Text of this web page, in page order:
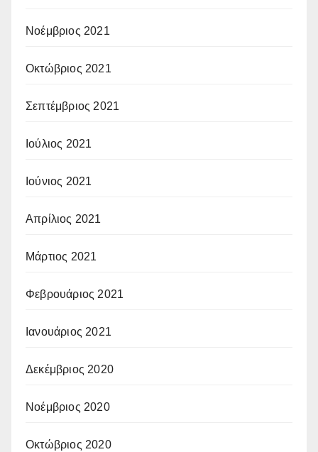
Νοέμβριος 2021
Οκτώβριος 2021
Σεπτέμβριος 2021
Ιούλιος 2021
Ιούνιος 2021
Απρίλιος 2021
Μάρτιος 2021
Φεβρουάριος 2021
Ιανουάριος 2021
Δεκέμβριος 2020
Νοέμβριος 2020
Οκτώβριος 2020